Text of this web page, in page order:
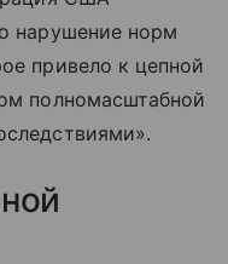
нарушение норм
привело к цепной
полномасштабной